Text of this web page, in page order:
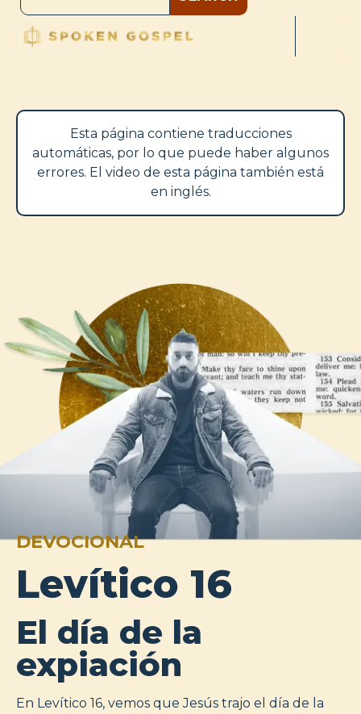
Esta página contiene traducciones
automáticas, por lo que puede haber algunos
errores. El video de esta página también está
en inglés.
DEVOCIONAL
Levítico 16
El día de la
expiación
En Levítico 16, vemos que Jesús trajo el día de la